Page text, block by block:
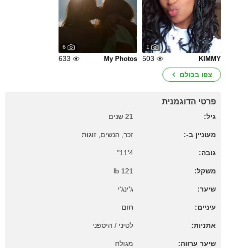
1
KIMMY
503
6
My Photos
633
צפו בכולם
פרטי הדוגמנית
גיל: 21 שנים
מעוניין ב-: זכר, הנשים, זוגות
גובה: 4'11"
משקל: 121 lb
שיער: ג'ינג'י
עיניים: חום
אתניות: לטיני / היספני
שיער ערווה: מגולח